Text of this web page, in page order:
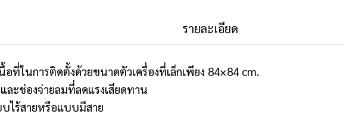
รายละเอียด
ในการติดตั้งด้วยขนาดตัวเครื่องที่เล็กเพียง 84×84 cm.
ะช่องจ่ายลมที่ลดแรงเสียดทาน
ไร้สายหรือแบบมีสาย